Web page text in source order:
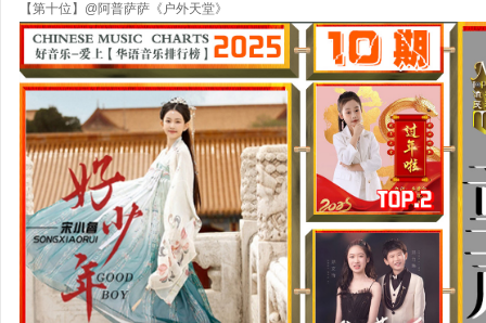
【第十位】 @阿普萨萨《户外天堂》